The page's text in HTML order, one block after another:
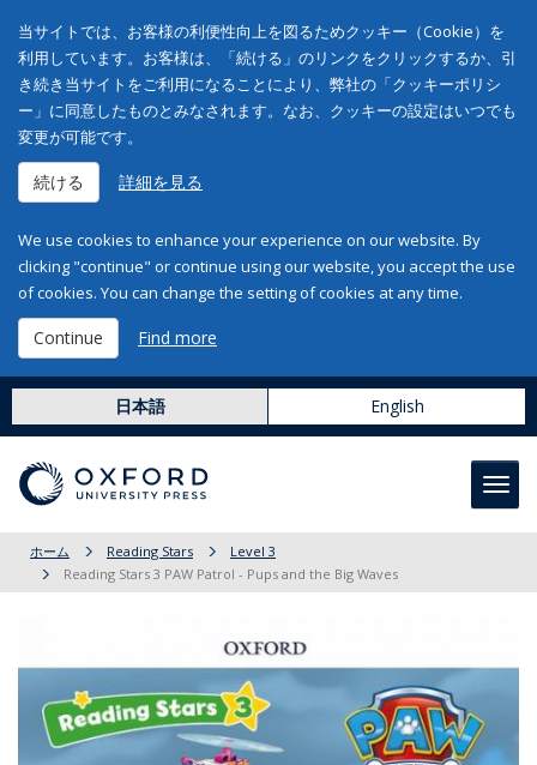
当サイトでは、お客様の利便性向上を図るためクッキー（Cookie）を
利用しています。お客様は、「続ける」のリンクをクリックするか、引
き続き当サイトをご利用になることにより、弊社の「クッキーポリシ
ー」に同意したものとみなされます。なお、クッキーの設定はいつでも
変更が可能です。
続ける 詳細を見る
We use cookies to enhance your experience on our website. By
clicking "continue" or continue using our website, you accept the use
of cookies. You can change the setting of cookies at any time.
Continue Find more
日本語 English
ホーム Reading Stars
Level 3
Reading Stars 3 PAW Patrol - Pups and the Big Waves